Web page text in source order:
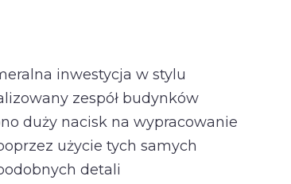
inwestycja w stylu
zespół budynków
duży nacisk na wypracowanie
użycie tych samych
detali